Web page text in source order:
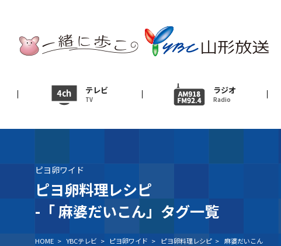
テレビ
TV
ラジオ
Radio
テレビ
ニュース
News
イベント
ＹＢＣオンデマンド
ピヨ卵ワイド
ピヨ卵料理レシピ
-「麻婆だいこん」タグ一覧
HOME > YBCテレビ > ピヨ卵ワイド > ピヨ卵料理レシピ > 麻婆だいこん